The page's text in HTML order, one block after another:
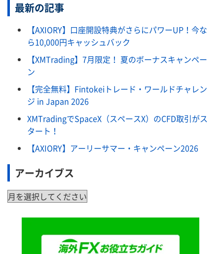
最新の記事
【AXIORY】口座開設特典がさらにパワーUP！今な
ら10,000円キャッシュバック
【XMTrading】7月限定！ 夏のボーナスキャンペー
ン
【完全無料】Fintokeiトレード・ワールドチャレン
ジ in Japan 2026
XMTradingでSpaceX（スペースX）のCFD取引がス
タート！
【AXIORY】アーリーサマー・キャンペーン2026
アーカイブス